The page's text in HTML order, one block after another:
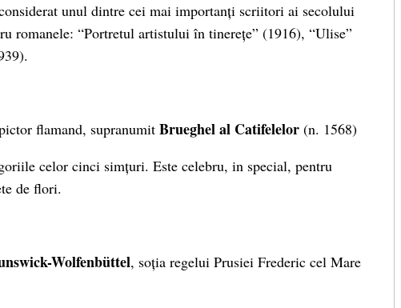
unul dintre cei mai importanți scriitori ai secolului
romanele: “Portretul artistului în tinerețe” (1916), “Ulise”
flamand, supranumit Brueghel al Catifelelor (n. 1568)
celor cinci simțuri. Este celebru, in special, pentru
de flori.
Wolfenbüttel, soția regelui Prusiei Frederic cel Mare